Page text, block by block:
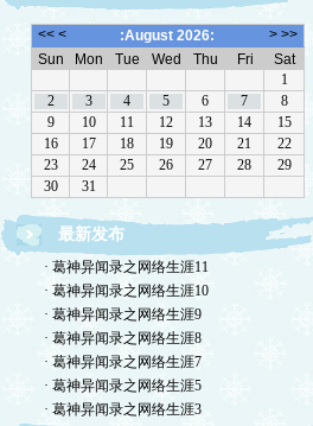
最新发布
· 葛神异闻录之网络生涯11
· 葛神异闻录之网络生涯10
· 葛神异闻录之网络生涯9
· 葛神异闻录之网络生涯8
· 葛神异闻录之网络生涯7
· 葛神异闻录之网络生涯5
· 葛神异闻录之网络生涯3